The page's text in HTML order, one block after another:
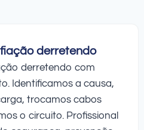
derretendo
derretendo com
Identificamos a causa,
trocamos cabos
o circuito. Profissional